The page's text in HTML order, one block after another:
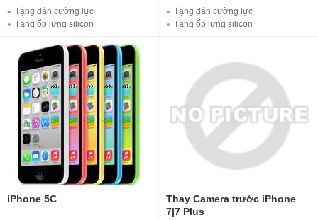
Tặng dán cường lực
Tặng ốp lưng silicon
Tặng sim ghép chính hãng ( Fix lỗi như quốc tế )
Miễn phí ship nội thành ( Hà Nội )
Tặng dán cường lực
Tặng ốp lưng silicon
iPhone 5C
Thay Camera trước iPhone
7|7 Plus